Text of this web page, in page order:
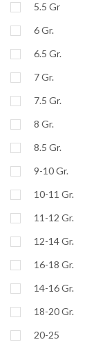
5.5 Gr
6 Gr.
6.5 Gr.
7 Gr.
7.5 Gr.
8 Gr.
8.5 Gr.
9-10 Gr.
10-11 Gr.
11-12 Gr.
12-14 Gr.
16-18 Gr.
14-16 Gr.
18-20 Gr.
20-25